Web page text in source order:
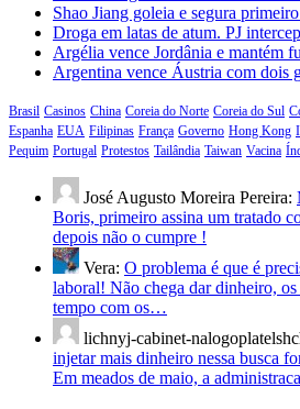
Shao Jiang goleia e segura
Droga em latas de atum. PJ
Argélia vence Jordânia e mantém
Argentina vence Áustria com dois
Brasil Casinos China Coreia do Norte Coreia do Sul
Espanha EUA Filipinas França Governo Hong Kong
Pequim Portugal Protestos Tailândia Taiwan Vacina
José Augusto Moreira Pereira:
Boris, primeiro assina um tratado
depois não o cumpre !
Vera: O problema é que é
laboral! Não chega dar dinheiro,
tempo com os…
lichnyj-cabinet-
injetar mais dinheiro nessa busca
Em meados de maio, a